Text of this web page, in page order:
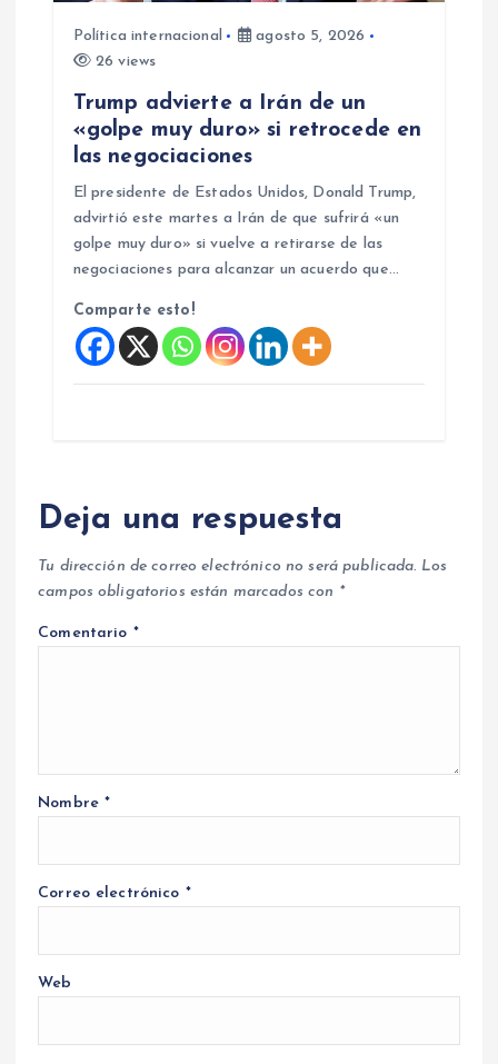
Política internacional
agosto 5, 2026
26 views
Trump advierte a Irán de un
«golpe muy duro» si retrocede en
las negociaciones
El presidente de Estados Unidos, Donald Trump,
advirtió este martes a Irán de que sufrirá «un
golpe muy duro» si vuelve a retirarse de las
negociaciones para alcanzar un acuerdo que…
Comparte esto!
Deja una respuesta
Tu dirección de correo electrónico no será publicada. Los
campos obligatorios están marcados con *
Comentario *
Nombre*
Correo electrónico *
Web